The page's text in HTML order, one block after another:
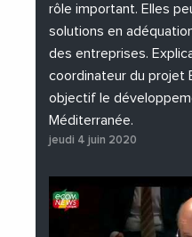
rôle important. Elles
solutions en
des entreprises.
coordinateur du projet
objectif le
Méditerranée.
jeudi 4 juin 2020